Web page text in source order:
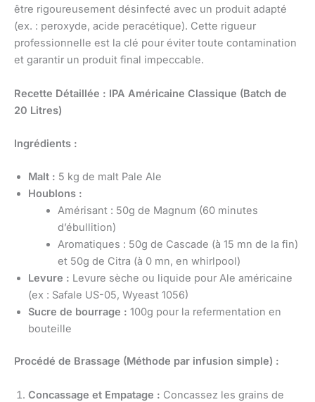
être rigoureusement désinfecté avec un produit adapté
(ex. : peroxyde, acide peracétique). Cette rigueur
professionnelle est la clé pour éviter toute contamination
et garantir un produit final impeccable.
Recette Détaillée : IPA Américaine Classique (Batch de
20 Litres)
Ingrédients :
Malt : 5 kg de malt Pale Ale
Houblons :
Amérisant : 50g de Magnum (60 minutes
d’ébullition)
Aromatiques : 50g de Cascade (à 15 mn de la fin)
et 50g de Citra (à 0 mn, en whirlpool)
Levure : Levure sèche ou liquide pour Ale américaine
(ex : Safale US-05, Wyeast 1056)
Sucre de bourrage : 100g pour la refermentation en
bouteille
Procédé de Brassage (Méthode par infusion simple) :
Concassage et Empatage : Concassez les grains de